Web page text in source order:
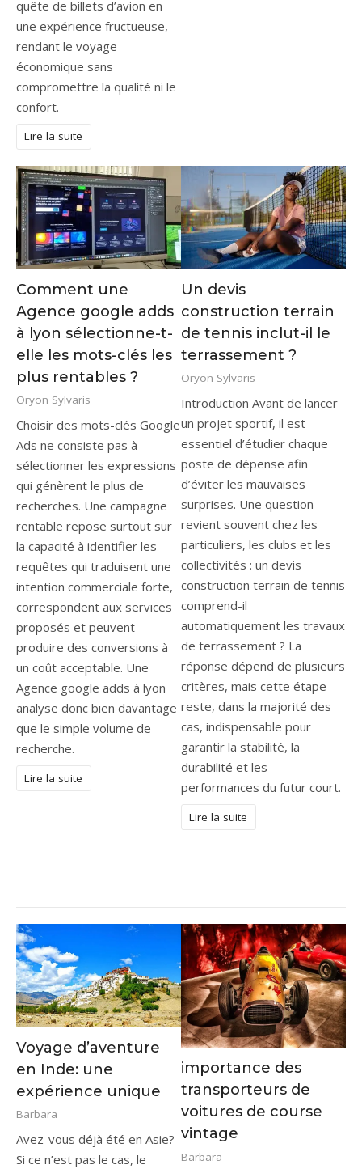
quête de billets d’avion en
une expérience fructueuse,
rendant le voyage
économique sans
compromettre la qualité ni le
confort.
Lire la suite
Comment une
Agence google adds
à lyon sélectionne-t-
elle les mots-clés les
plus rentables ?
Oryon Sylvaris
Choisir des mots-clés Google
Ads ne consiste pas à
sélectionner les expressions
qui génèrent le plus de
recherches. Une campagne
rentable repose surtout sur
la capacité à identifier les
requêtes qui traduisent une
intention commerciale forte,
correspondent aux services
proposés et peuvent
produire des conversions à
un coût acceptable. Une
Agence google adds à lyon
analyse donc bien davantage
que le simple volume de
recherche.
Lire la suite
Un devis
construction terrain
de tennis inclut-il le
terrassement ?
Oryon Sylvaris
Introduction Avant de lancer
un projet sportif, il est
essentiel d’étudier chaque
poste de dépense afin
d’éviter les mauvaises
surprises. Une question
revient souvent chez les
particuliers, les clubs et les
collectivités : un devis
construction terrain de tennis
comprend-il
automatiquement les travaux
de terrassement ? La
réponse dépend de plusieurs
critères, mais cette étape
reste, dans la majorité des
cas, indispensable pour
garantir la stabilité, la
durabilité et les
performances du futur court.
Lire la suite
Voyage d’aventure
en Inde: une
expérience unique
Barbara
Avez-vous déjà été en Asie?
Si ce n’est pas le cas, le
importance des
transporteurs de
voitures de course
vintage
Barbara